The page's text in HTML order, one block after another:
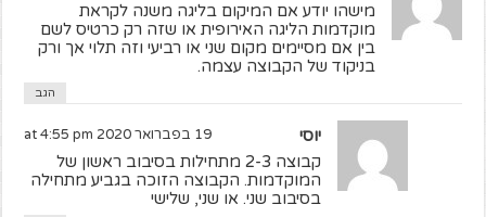
מישהו יודע אם המיקום בליגה משנה לקראת
מוקדמות הליגה האירופית או שזה רק כרטיס לשם
בין אם מסיימים מקום שני או רביעי וזה תלוי אך ורק
בניקוד של הקבוצה עצמה.
הגב
יוסי 19 בפברואר 2020 at 4:55 pm
קבוצה 2-3 מתחילות בסיבוב ראשון של
המוקדמות. הקבוצה הזוכה בגביע מתחילה
בסיבוב שני. או שני, שלישי